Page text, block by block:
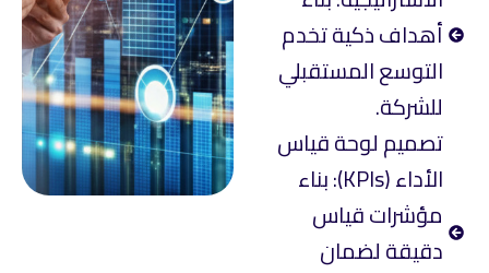
أهداف ذكية تخدم
التوسع المستقبلي
للشركة.
تصميم لوحة قياس
الأداء (KPIs): بناء
مؤشرات قياس
دقيقة لضمان